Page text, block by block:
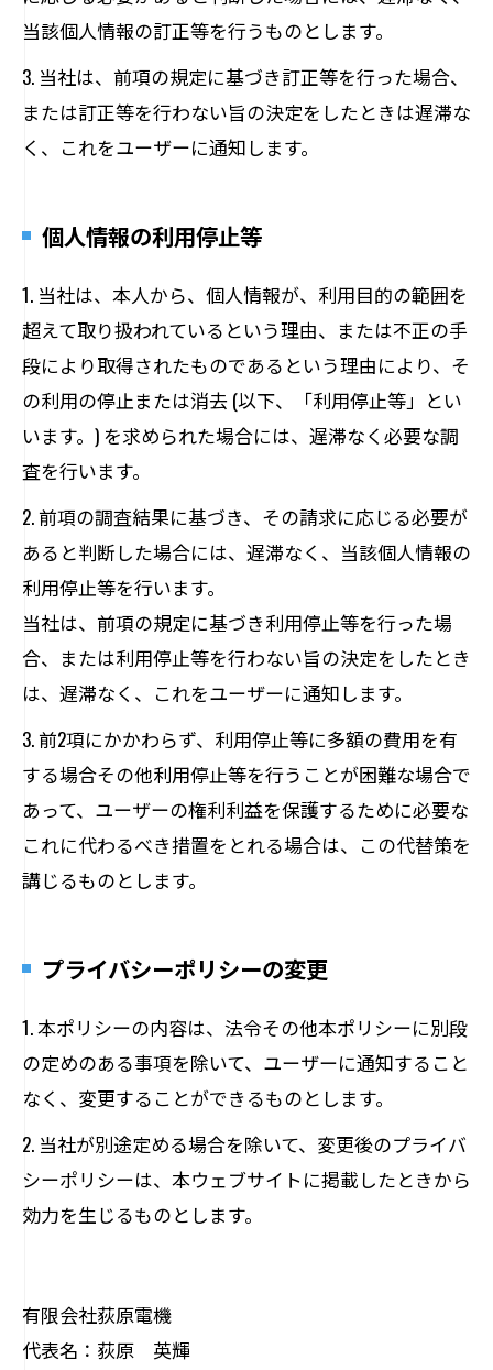
当該個人情報の訂正等を行うものとします。
3. 当社は、前項の規定に基づき訂正等を行った場合、
または訂正等を行わない旨の決定をしたときは遅滞な
く、これをユーザーに通知します。
個人情報の利用停止等
1. 当社は、本人から、個人情報が、利用目的の範囲を
超えて取り扱われているという理由、または不正の手
段により取得されたものであるという理由により、そ
の利用の停止または消去 (以下、「利用停止等」とい
います。) を求められた場合には、遅滞なく必要な調
査を行います。
2. 前項の調査結果に基づき、その請求に応じる必要が
あると判断した場合には、遅滞なく、当該個人情報の
利用停止等を行います。
当社は、前項の規定に基づき利用停止等を行った場
合、または利用停止等を行わない旨の決定をしたとき
は、遅滞なく、これをユーザーに通知します。
3. 前2項にかかわらず、利用停止等に多額の費用を有
する場合その他利用停止等を行うことが困難な場合で
あって、ユーザーの権利利益を保護するために必要な
これに代わるべき措置をとれる場合は、この代替策を
講じるものとします。
プライバシーポリシーの変更
1. 本ポリシーの内容は、法令その他本ポリシーに別段
の定めのある事項を除いて、ユーザーに通知すること
なく、変更することができるものとします。
2. 当社が別途定める場合を除いて、変更後のプライバ
シーポリシーは、本ウェブサイトに掲載したときから
効力を生じるものとします。
有限会社荻原電機
代表名：荻原 英輝